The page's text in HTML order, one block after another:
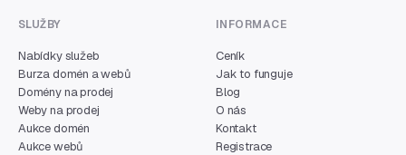
SLUŽBY
Nabídky služeb
Burza domén a webů
Domény na prodej
Weby na prodej
Aukce domén
Aukce webů
INFORMACE
Ceník
Jak to funguje
Blog
O nás
Kontakt
Registrace